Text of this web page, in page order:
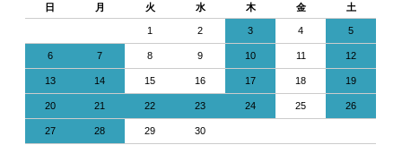
日 月 火 水 木 金 土
1 2 3 4 5
6 7 8 9 10 11 12
13 14 15 16 17 18 19
20 21 22 23 24 25 26
27 28 29 30